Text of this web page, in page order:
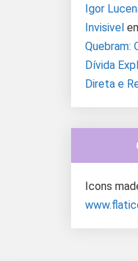
Igor
Invisivel
Quebram:
Dívida
Direta e
Icons